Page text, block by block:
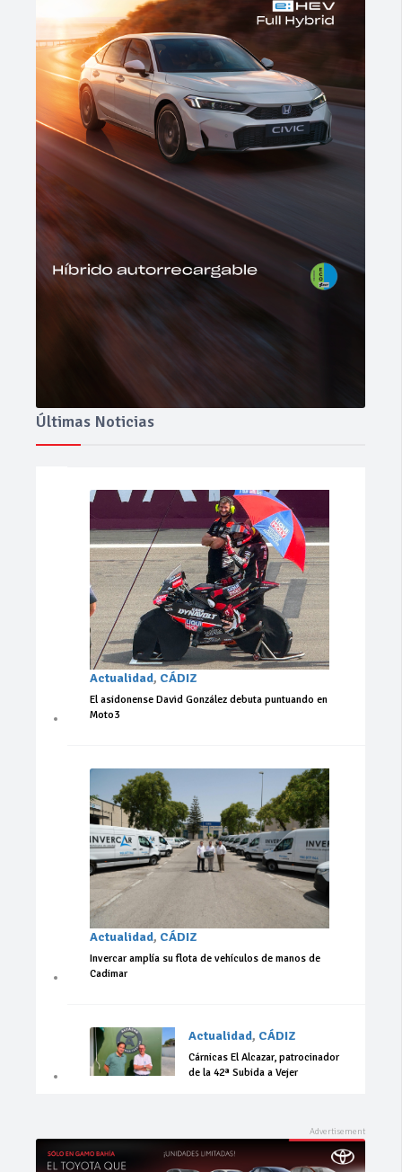
Últimas Noticias
Actualidad, CÁDIZ
El asidonense David González debuta puntuando en
Moto3
Actualidad, CÁDIZ
Invercar amplía su flota de vehículos de manos de
Cadimar
Actualidad, CÁDIZ
Cárnicas El Alcazar, patrocinador
de la 42ª Subida a Vejer